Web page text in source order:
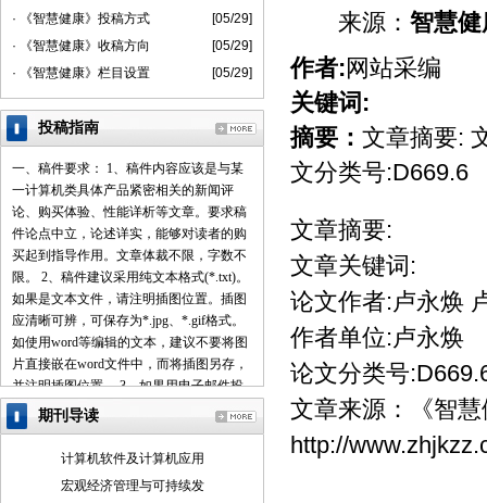
· 《智慧健康》投稿方式
[05/29]
· 《智慧健康》收稿方向
[05/29]
· 《智慧健康》栏目设置
[05/29]
投稿指南
一、稿件要求： 1、稿件内容应该是与某
一计算机类具体产品紧密相关的新闻评
论、购买体验、性能详析等文章。要求稿
件论点中立，论述详实，能够对读者的购
买起到指导作用。文章体裁不限，字数不
限。 2、稿件建议采用纯文本格式(*.txt)。
如果是文本文件，请注明插图位置。插图
应清晰可辨，可保存为*.jpg、*.gif格式。
如使用word等编辑的文本，建议不要将图
片直接嵌在word文件中，而将插图另存，
并注明插图位置。 3、如果用电子邮件投
稿，最好压缩后发送。 4、请使用中文的
标点符号。例如句号为。而不是.。 5、来
稿请注明作者署名(真实姓名、笔名)、详
等，以便联系。 6、我们保留对稿件的增
期刊导读
计算机软件及计算机应用
宏观经济管理与可持续发
来源： 智慧健
作者:网站采编
关键词:
摘要： 文章摘要:
文分类号:D669.6
文章摘要:
文章关键词:
论文作者:卢永焕
作者单位:卢永焕
论文分类号
文章来源：
《智
http://